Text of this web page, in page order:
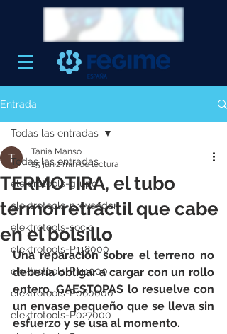
Entrada
Todas las entradas
elektrotools-grupo
elektrotools-proveedor
elektrotools-socio
elektrotools-P118000
elektrotools-P111000
elektrotools-P060000
elektrotools-P027000
Todas las entradas
TERMOTIRA, el tubo
termorretráctil que cabe
en el bolsillo
Tania Manso
25 jun2 min de lectura
Una reparación sobre el terreno no
debería obligar a cargar con un rollo
entero. GAESTOPAS lo resuelve con
un envase pequeño que se lleva sin
esfuerzo y se usa al momento.